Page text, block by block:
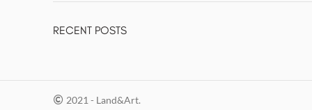
RECENT POSTS
2021 - Land&Art.